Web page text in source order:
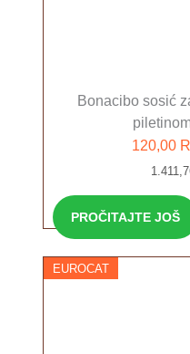
Bonacibo sosić
120,00
PROČITAJTE JOŠ
EUROCAT